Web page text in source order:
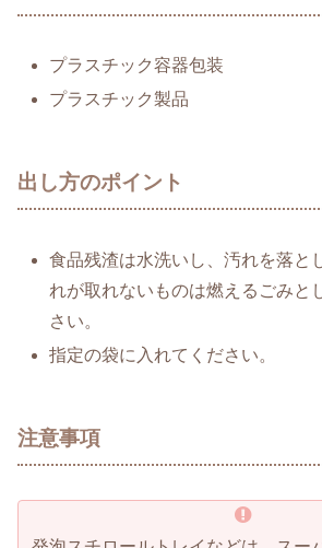
プラスチック容器包装
プラスチック製品
出し方のポイント
食品残渣は水洗いし、汚れを落と
れが取れないものは燃えるごみと
さい。
指定の袋に入れてください。
注意事項